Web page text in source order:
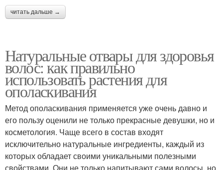
читать дальше →
Натуральные отвары для здоровья
волос: как правильно
использовать растения для
ополаскивания
Метод ополаскивания применяется уже очень давно и
его пользу оценили не только прекрасные девушки, но и
косметология. Чаще всего в состав входят
исключительно натуральные ингредиенты, каждый из
которых обладает своими уникальными полезными
свойствами. Они не только напитывают сами волосы, но